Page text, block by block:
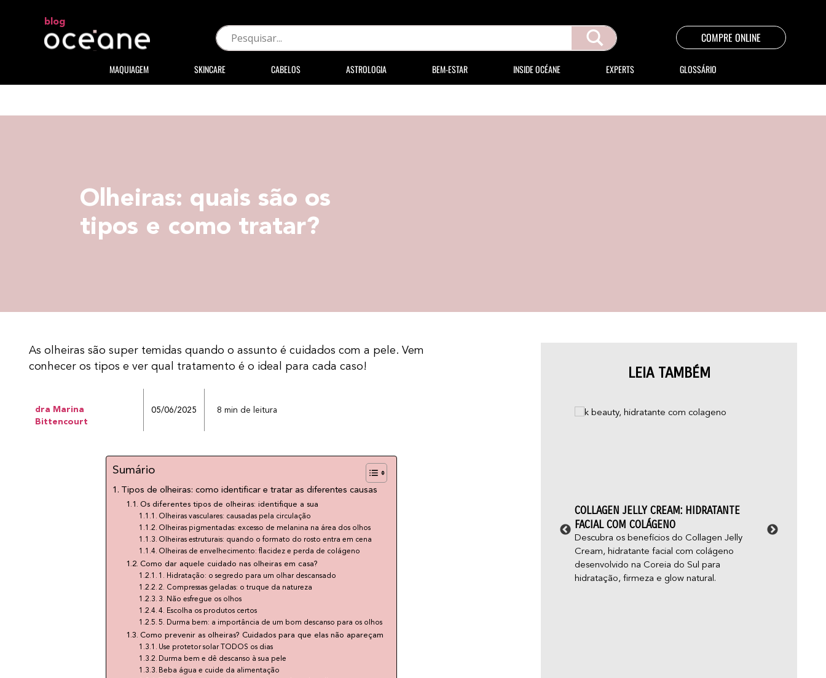
blog
COMPRE ONLINE
MAQUIAGEM SKINCARE CABELOS ASTROLOGIA BEM-ESTAR INSIDE OCÉANE EXPERTS GLOSSÁRIO
Olheiras: quais são os
tipos e como tratar?
As olheiras são super temidas quando o assunto é cuidados com a pele. Vem
conhecer os tipos e ver qual tratamento é o ideal para cada caso!
dra Marina
Bittencourt
05/06/2025 8 min de leitura
Sumário
Tipos de olheiras: como identificar e tratar as diferentes causas
Os diferentes tipos de olheiras: identifique a sua
Olheiras vasculares: causadas pela circulação
Olheiras pigmentadas: excesso de melanina na área dos olhos
Olheiras estruturais: quando o formato do rosto entra em cena
Olheiras de envelhecimento: flacidez e perda de colágeno
Como dar aquele cuidado nas olheiras em casa?
1. Hidratação: o segredo para um olhar descansado
2. Compressas geladas: o truque da natureza
3. Não esfregue os olhos
4. Escolha os produtos certos
5. Durma bem: a importância de um bom descanso para os olhos
Como prevenir as olheiras? Cuidados para que elas não apareçam
Use protetor solar TODOS os dias
Durma bem e dê descanso à sua pele
Beba água e cuide da alimentação
LEIA TAMBÉM
EXPLICA OS BENEFÍCIOS PARA A PELE
Centella Asiática, ou Cica para os íntimos, é
uma planta que vem lá da Coreia do Sul. Ela
COLLAGEN JELLY CREAM: HIDRATANTE
FACIAL COM COLÁGENO
Descubra os benefícios do Collagen Jelly
Cream, hidratante facial com colágeno
desenvolvido na Coreia do Sul para
hidratação, firmeza e glow natural.